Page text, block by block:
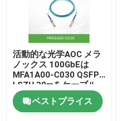
活動的な光学AOC メラ
ノックス 100GbEは
MFA1A00-C030 QSFP
LSZH 30mをケーブル
で通信する
ベストプライス